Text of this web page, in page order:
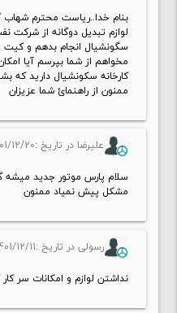
بنام خدا..ریاست محترم شهاب
لوازم‌ تبدیل دوگانه از شرکت
سگونشیال انجام بدهم و
مخواهم از شما بپرسم آیا
ممنون از راهنمائ شما عزیزان
علیرضا در تاریخ :1401/12/20
سلام پارس موتور جدید میشه
مشکل پیش نمیاد ممنون
رسولی در تاریخ :1401/12/11
نداشتن لوازم و امکانات سر